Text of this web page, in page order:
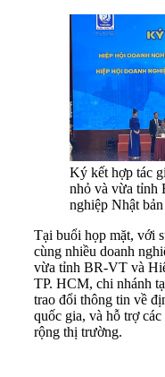
Ký kết hợp tác
nhỏ và vừa tỉnh
nghiệp Nhật
Tại buổi họp mặt, với
cùng nhiều doanh
vừa tỉnh BR-VT và
TP. HCM, chi nhánh
trao đổi thông tin về
quốc gia, và hỗ trợ
rộng thị trường.